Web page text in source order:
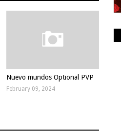
Nuevo mundos Optional PVP
February 09, 2024